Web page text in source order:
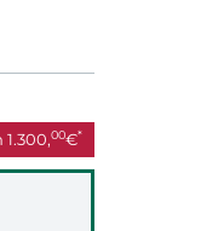
1.300,00€*